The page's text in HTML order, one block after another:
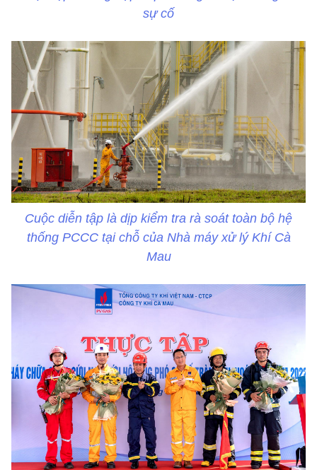
sự cố
Cuộc diễn tập là dịp kiểm tra rà soát toàn bộ hệ
thống PCCC tại chỗ của Nhà máy xử lý Khí Cà
Mau